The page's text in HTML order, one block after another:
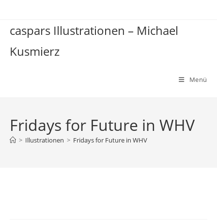
springen
caspars Illustrationen – Michael
Kusmierz
Menü
Fridays for Future in WHV
> Illustrationen > Fridays for Future in WHV